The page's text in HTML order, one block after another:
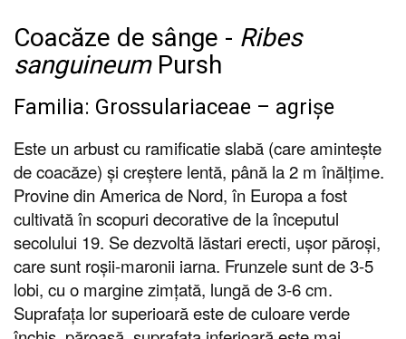
Coacăze de sânge - Ribes
sanguineumPursh
Familia: Grossulariaceae – agrișe
Este un arbust cu ramificatie slabă (care amintește
de coacăze) și creștere lentă, până la 2 m înălțime.
Provine din America de Nord, în Europa a fost
cultivată în scopuri decorative de la începutul
secolului 19. Se dezvoltă lăstari erecti, ușor păroși,
care sunt roșii-maronii iarna. Frunzele sunt de 3-5
lobi, cu o margine zimțată, lungă de 3-6 cm.
Suprafața lor superioară este de culoare verde